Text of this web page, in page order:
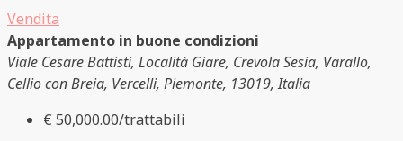
Vendita
Appartamento in buone condizioni
Viale Cesare Battisti, Località Giare, Crevola Sesia, Varallo,
Cellio con Breia, Vercelli, Piemonte, 13019, Italia
€ 50,000.00/trattabili